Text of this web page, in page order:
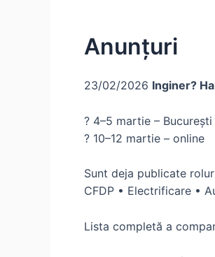
Anunțuri
23/02/2026 Inginer?
? 4–5 martie – București
? 10–12 martie – online
Sunt deja publicate
CFDP • Electrificare •
Lista completă a